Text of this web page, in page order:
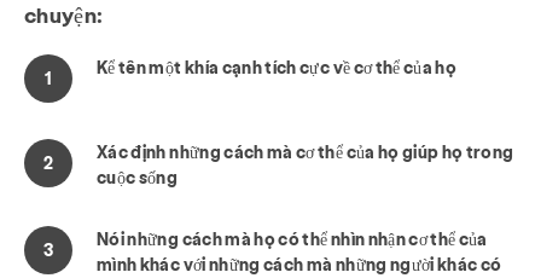
chuyện:
Kể tên một khía cạnh tích cực về cơ thể của họ
Xác định những cách mà cơ thể của họ giúp họ trong
cuộc sống
Nói những cách mà họ có thể nhìn nhận cơ thể của
mình khác với những cách mà những người khác có